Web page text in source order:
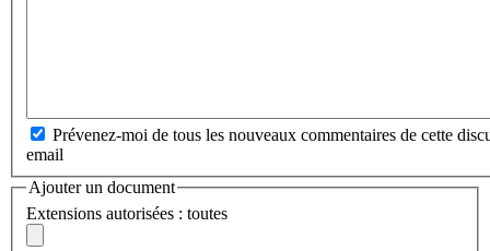
Prévenez-moi de tous les nouveaux commentaires de cette
email
Ajouter un document
Extensions autorisées : toutes